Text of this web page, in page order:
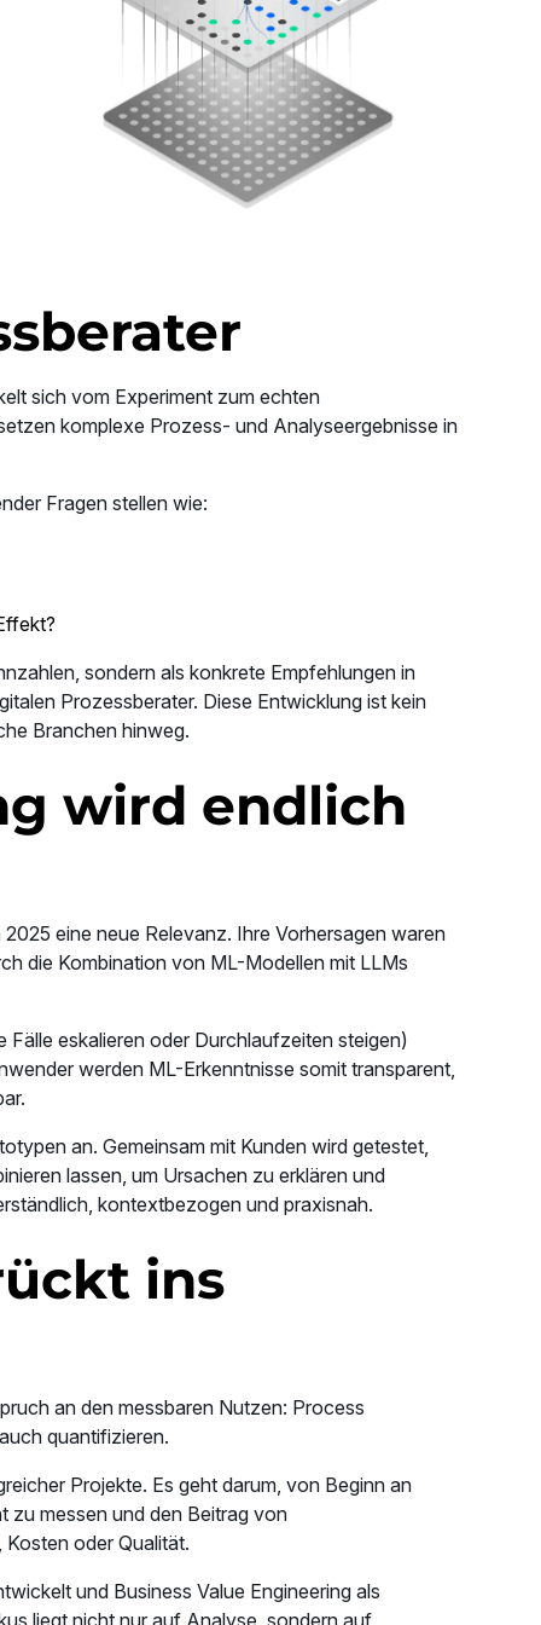
sich vom Experiment zum echten
komplexe Prozess- und Analyseergebnisse in
Fragen stellen wie:
sondern als konkrete Empfehlungen in
Prozessberater. Diese Entwicklung ist kein
Branchen hinweg.
wird endlich
eine neue Relevanz. Ihre Vorhersagen waren
die Kombination von ML-Modellen mit LLMs
eskalieren oder Durchlaufzeiten steigen)
werden ML-Erkenntnisse somit transparent,
an. Gemeinsam mit Kunden wird getestet,
lassen, um Ursachen zu erklären und
kontextbezogen und praxisnah.
ins
an den messbaren Nutzen: Process
quantifizieren.
Projekte. Es geht darum, von Beginn an
zu messen und den Beitrag von
oder Qualität.
und Business Value Engineering als
liegt nicht nur auf Analyse, sondern auf